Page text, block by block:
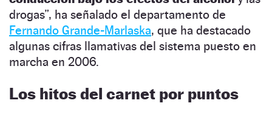
drogas”, ha señalado el departamento de
Fernando Grande-Marlaska, que ha destacado
algunas cifras llamativas del sistema puesto en
marcha en 2006.
Los hitos del carnet por puntos